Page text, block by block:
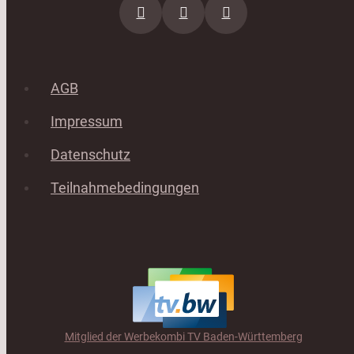
AGB
Impressum
Datenschutz
Teilnahmebedingungen
Mitglied der Werbekombi TV Baden-Württemberg